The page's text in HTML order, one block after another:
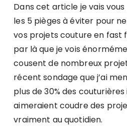
Dans cet article je vais
les 5 pièges à éviter pour
vos projets couture en fast
par là que je vois
cousent de nombreux
récent sondage que j’ai
plus de 30% des
aimeraient coudre des
vraiment au quotidien.